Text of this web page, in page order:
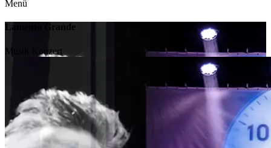
Menü
Lamento Grande
Musik Konzert